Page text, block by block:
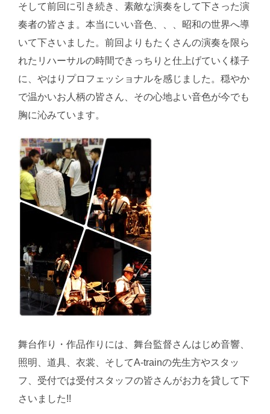
そして前回に引き続き、素敵な演奏をして下さった演
奏者の皆さま。本当にいい音色、、、昭和の世界へ導
いて下さいました。前回よりもたくさんの演奏を限ら
れたリハーサルの時間できっちりと仕上げていく様子
に、やはりプロフェッショナルを感じました。穏やか
で温かいお人柄の皆さん、その心地よい音色が今でも
胸に沁みています。
舞台作り・作品作りには、舞台監督さんはじめ音響、
照明、道具、衣裳、そしてA-trainの先生方やスタッ
フ、受付では受付スタッフの皆さんがお力を貸して下
さいました!!